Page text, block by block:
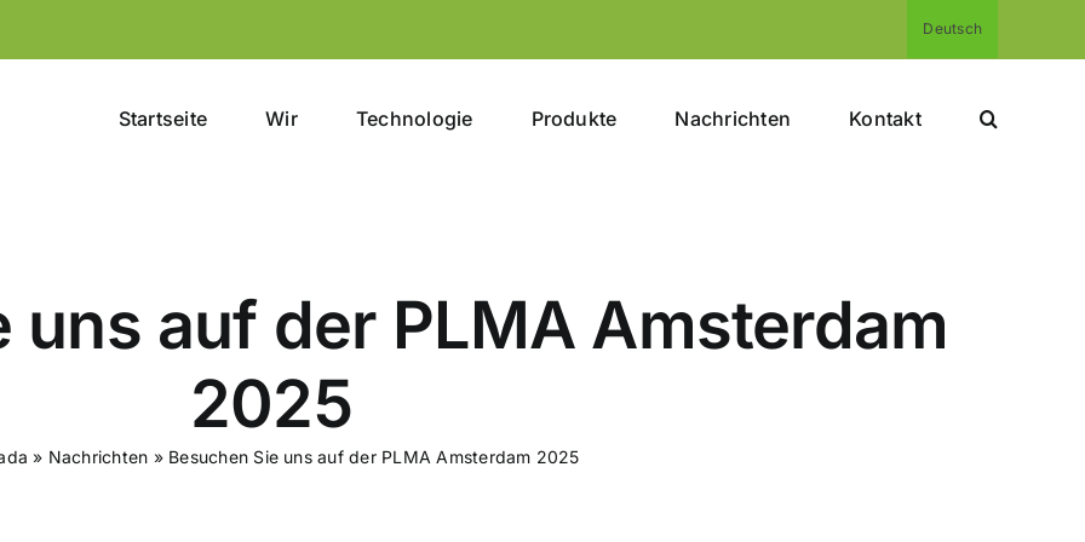
Deutsch
Startseite Wir Technologie Produkte Nachrichten Kontakt
uns auf der PLMA Amsterdam
2025
» Nachrichten » Besuchen Sie uns auf der PLMA Amsterdam 2025